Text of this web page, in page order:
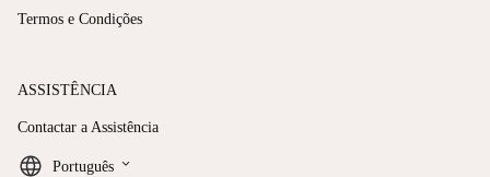
Termos e Condições
ASSISTÊNCIA
Contactar a Assistência
Português keyboard_arrow_down